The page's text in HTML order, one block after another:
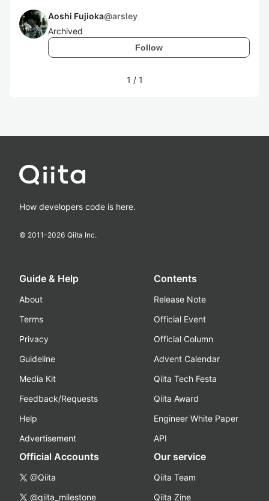
Aoshi Fujioka@arsley
Archived
Follow
1 / 1
How developers code is here.
© 2011-2026 Qiita Inc.
Guide & Help
About
Terms
Privacy
Guideline
Media Kit
Feedback/Requests
Help
Advertisement
Contents
Release Note
Official Event
Official Column
Advent Calendar
Qiita Tech Festa
Qiita Award
Engineer White Paper
API
Official Accounts
@Qiita
@qiita_milestone
Our service
Qiita Team
Qiita Zine